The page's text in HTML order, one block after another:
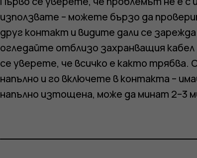
използвате – можете бързо да
друг контакт и видите дали се
огледайте отблизо захранващия
се уверете, че всичко е както
напълно и го включете в контакта –
напълно изтощена, може да минат 2–3